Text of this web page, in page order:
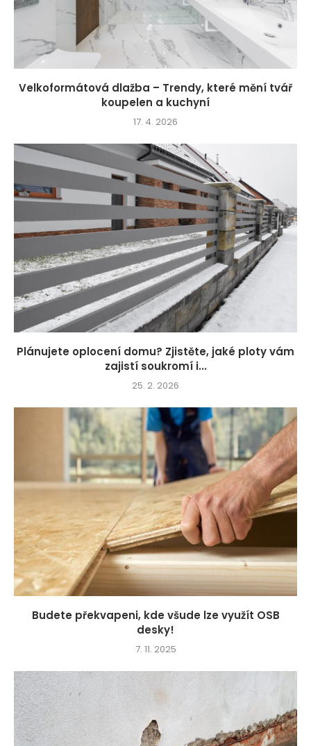
Velkoformátová dlažba – Trendy, které mění tvář
koupelen a kuchyní
17. 4. 2026
Plánujete oplocení domu? Zjistěte, jaké ploty vám
zajistí soukromí i...
25. 2. 2026
Budete překvapeni, kde všude lze využít OSB
desky!
7. 11. 2025